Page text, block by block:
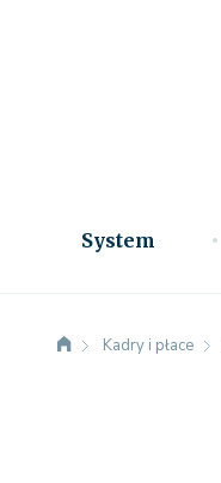
System
Kadry i płace